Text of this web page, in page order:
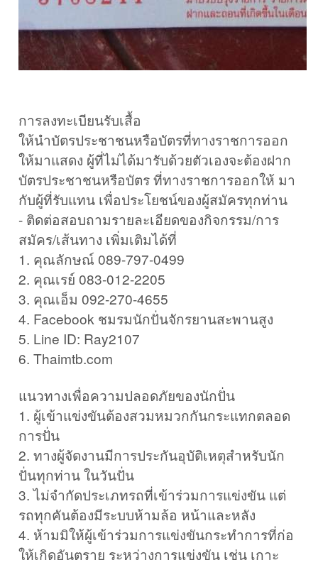
การลงทะเบียนรับเสื้อ
ให้นำบัตรประชาชนหรือบัตรที่ทางราชการออก
ให้มาแสดง ผู้ที่ไม่ได้มารับด้วยตัวเองจะต้องฝาก
บัตรประชาชนหรือบัตร ที่ทางราชการออกให้ มา
กับผู้ที่รับแทน เพื่อประโยชน์ของผู้สมัครทุกท่าน
- ติดต่อสอบถามรายละเอียดของกิจกรรม/การ
สมัคร/เส้นทาง เพิ่มเติมได้ที่
1. คุณลักษณ์ 089-797-0499
2. คุณเรย์ 083-012-2205
3. คุณเอ็ม 092-270-4655
4. Facebook ชมรมนักปั่นจักรยานสะพานสูง
5. Line ID: Ray2107
6. Thaimtb.com
แนวทางเพื่อความปลอดภัยของนักปั่น
1. ผู้เข้าแข่งขันต้องสวมหมวกกันกระแทกตลอด
การปั่น
2. ทางผู้จัดงานมีการประกันอุบัติเหตุสำหรับนัก
ปั่นทุกท่าน ในวันปั่น
3. ไม่จำกัดประเภทรถที่เข้าร่วมการแข่งขัน แต่
รถทุกคันต้องมีระบบห้ามล้อ หน้าและหลัง
4. ห้ามมิให้ผู้เข้าร่วมการแข่งขันกระทำการที่ก่อ
ให้เกิดอันตราย ระหว่างการแข่งขัน เช่น เกาะ